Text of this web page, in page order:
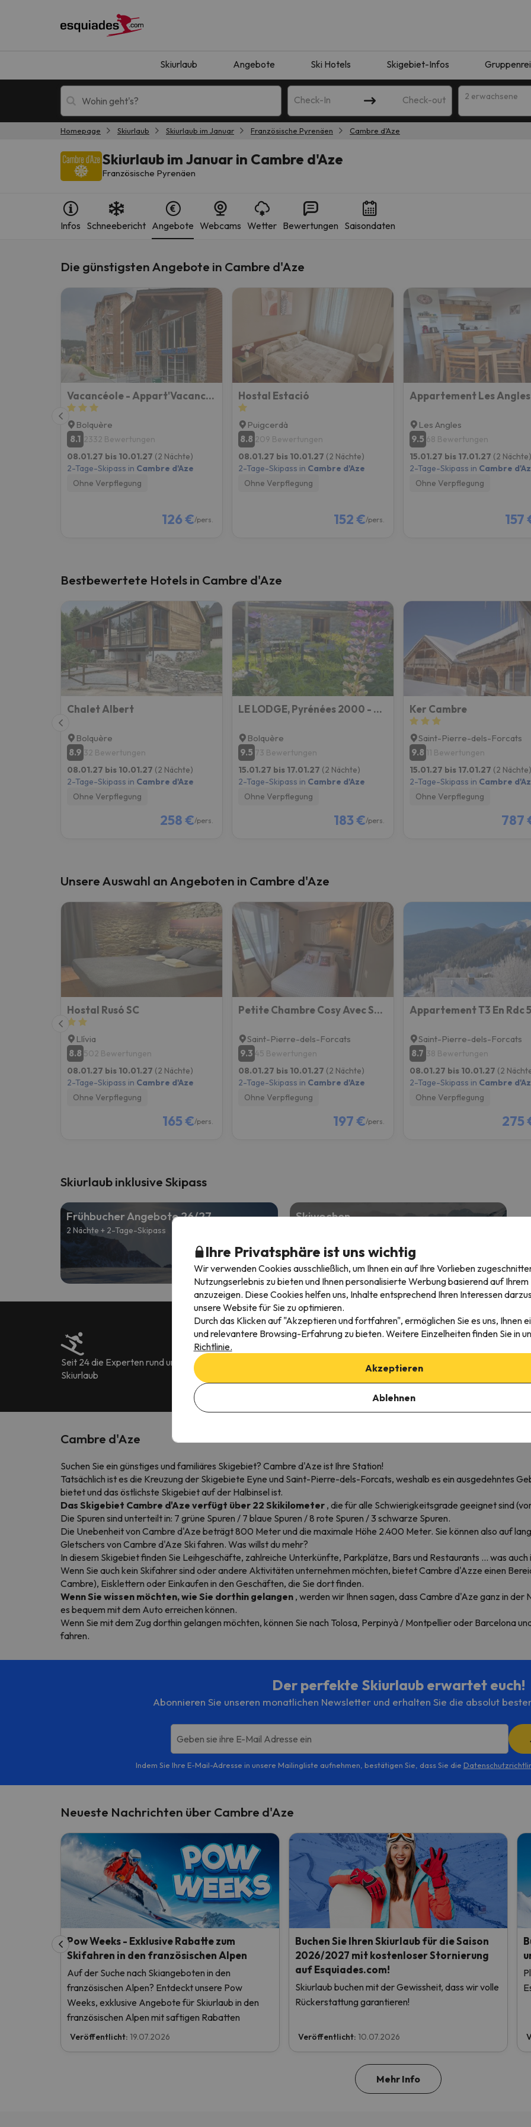
Skiurlaub Angebote Ski Hotels Skigebiet-Infos
Check-In Check-out 2 erwachsene
Skiurlaub Berghotels
Es sieht so aus, als hätte sich unser Sucher verirrt. Sobald er seinen Kompass gefunden hat, wird er zurück sein.
Homepage Skiurlaub Skiurlaub im Januar Französische Pyrenäen Cambre d'Aze
Skiurlaub im Januar in Cambre d'Aze
Französische Pyrenäen
Infos Schneebericht Angebote Webcams Wetter Bewertungen Saisondaten
Die günstigsten Angebote in Cambre d'Aze
Vacancéole - Appart'Vacances Pyrénées 2000
Bolquère
8.1 2332 Bewertungen
08.01.27 bis 10.01.27 (2 Nächte)
2-Tage-Skipass in Cambre d'Aze
Ohne Verpflegung
126 €/pers.
Hostal Estació
Puigcerdà
8.8 209 Bewertungen
08.01.27 bis 10.01.27 (2 Nächte)
2-Tage-Skipass in Cambre d'Aze
Ohne Verpflegung
152 €/pers.
Les Angles
9.5 68 Bewertungen
15.01.27 bis 17.01.27 (2 Nächte)
2-Tage-Skipass in Cambre
Ohne Verpflegung
157
Bestbewertete Hotels in Cambre d'Aze
Chalet Albert
Bolquère
8.9 32 Bewertungen
08.01.27 bis 10.01.27 (2 Nächte)
2-Tage-Skipass in Cambre d'Aze
Ohne Verpflegung
258 €/pers.
LE LODGE, Pyrénées 2000 - Jardin, très calme, espace rangement
Bolquère
9.5 73 Bewertungen
15.01.27 bis 17.01.27 (2 Nächte)
2-Tage-Skipass in Cambre d'Aze
Ohne Verpflegung
183 €/pers.
Ker Cambre
Saint-Pierre-dels-Forcats
9.8 11 Bewertungen
15.01.27 bis 17.01.27 (2 Nächte)
2-Tage-Skipass in Cambre
Ohne Verpflegung
787
Unsere Auswahl an Angeboten in Cambre d'Aze
Hostal Rusó SC
Llívia
8.8 502 Bewertungen
08.01.27 bis 10.01.27 (2 Nächte)
2-Tage-Skipass in Cambre d'Aze
Ohne Verpflegung
165 €/pers.
Petite Chambre Cosy Avec Salle De Bain Privative
Saint-Pierre-dels-Forcats
9.3 45 Bewertungen
08.01.27 bis 10.01.27 (2 Nächte)
2-Tage-Skipass in Cambre d'Aze
Ohne Verpflegung
197 €/pers.
Saint-Pierre-dels-Forcats
8.7 38 Bewertungen
08.01.27 bis 10.01.27 (2
2-Tage-Skipass in Cambre
Ohne Verpflegung
275
Skiurlaub inklusive Skipass
Frühbucher Angebote 26/27
2 Nächte + 2-Tage-Skipass
Ab
131 €
Skiwochen
390 €
Seit 24 die Experten rund um
Skiurlaub
Mehr als 222.905
Bewertungen in 7 Sprachen
Die besten Angebote für
Skiurlaub in ganz Europa
Cambre d'Aze
Suchen Sie ein günstiges und familiäres Skigebiet? Cambre d'Aze ist Ihre Station!
Tatsächlich ist es die Kreuzung der Skigebiete Eyne und Saint-Pierre-dels-Forcats, weshalb es ein ausgedehntes
bietet und das östlichste Skigebiet auf der Halbinsel ist.
Das Skigebiet Cambre d'Aze verfügt über 22 Skikilometer , die für alle Schwierigkeitsgrade geeignet sind
Die Spuren sind unterteilt in: 7 grüne Spuren / 7 blaue Spuren / 8 rote Spuren / 3 schwarze Spuren.
Die Unebenheit von Cambre d'Aze beträgt 800 Meter und die maximale Höhe 2.400 Meter. Sie können also auf
Gletschers von Cambre d'Aze Ski fahren. Was willst du mehr?
In diesem Skigebiet finden Sie Leihgeschäfte, zahlreiche Unterkünfte, Parkplätze, Bars und Restaurants ... was auch
Wenn Sie auch kein Skifahrer sind oder andere Aktivitäten unternehmen möchten, bietet Cambre d'Azze einen
Cambre), Eisklettern oder Einkaufen in den Geschäften, die Sie dort finden.
Wenn Sie wissen möchten, wie Sie dorthin gelangen , werden wir Ihnen sagen, dass Cambre d'Aze ganz in der
es bequem mit dem Auto erreichen können.
Wenn Sie mit dem Zug dorthin gelangen möchten, können Sie nach Tolosa, Perpinyà / Montpellier oder Barcelona
fahren.
Der perfekte Skiurlaub erwartet euch!
Abonnieren Sie unseren monatlichen Newsletter und erhalten Sie die absolut
Geben sie ihre E-Mail Adresse ein
Indem Sie Ihre E-Mail-Adresse in unsere Mailingliste aufnehmen, bestätigen Sie, dass Sie die
Neueste Nachrichten über Cambre d'Aze
Pow Weeks - Exklusive Rabatte zum
Skifahren in den französischen Alpen
Auf der Suche nach Skiangeboten in den
französischen Alpen? Entdeckt unsere Pow
Weeks, exklusive Angebote für Skiurlaub in den
französischen Alpen mit saftigen Rabatten
Veröffentlicht: 19.07.2026
Buchen Sie Ihren Skiurlaub für die Saison
2026/2027 mit kostenloser Stornierung
auf Esquiades.com!
Skiurlaub buchen mit der Gewissheit, dass wir volle
Rückerstattung garantieren!
Veröffentlicht: 10.07.2026
Mehr Info
Ihre Privatsphäre ist uns wichtig
Wir verwenden Cookies ausschließlich, um Ihnen ein auf Ihre Vorlieben
Nutzungserlebnis zu bieten und Ihnen personalisierte Werbung basierend auf Ihrem
anzuzeigen. Diese Cookies helfen uns, Inhalte entsprechend Ihren Interessen
unsere Website für Sie zu optimieren.
Durch das Klicken auf "Akzeptieren und fortfahren", ermöglichen Sie es uns, Ihnen
und relevantere Browsing-Erfahrung zu bieten. Weitere Einzelheiten finden Sie in
Richtlinie.
Akzeptieren
Ablehnen